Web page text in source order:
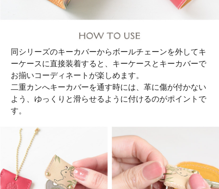
同シリーズのキーカバーからボールチェーンを外してキ
ーケースに直接装着すると、キーケースとキーカバーで
お揃いコーディネートが楽しめます。
二重カンへキーカバーを通す時には、革に傷が付かない
よう、ゆっくりと滑らせるように付けるのがポイントで
す。